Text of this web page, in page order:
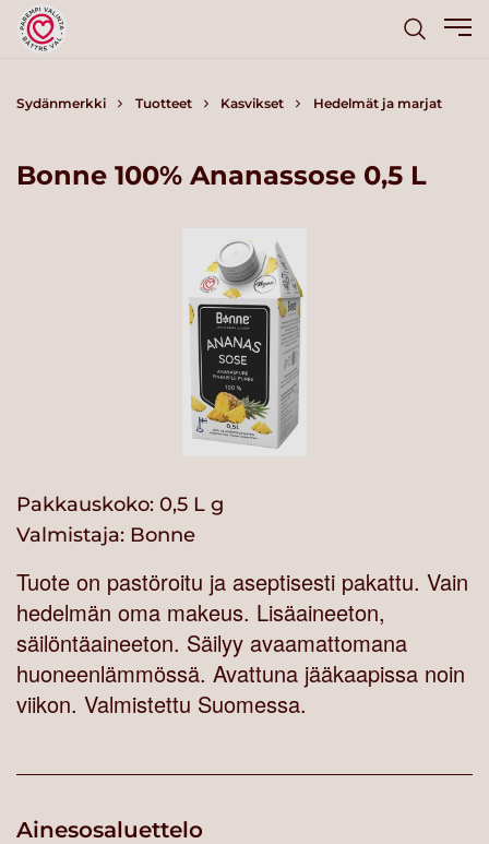
Sydänmerkki Tuotteet Kasvikset Hedelmät ja marjat
Bonne 100% Ananassose 0,5 L
Pakkauskoko: 0,5 L g
Valmistaja: Bonne
Tuote on pastöroitu ja aseptisesti pakattu. Vain
hedelmän oma makeus. Lisäaineeton,
säilöntäaineeton. Säilyy avaamattomana
huoneenlämmössä. Avattuna jääkaapissa noin
viikon. Valmistettu Suomessa.
Ainesosaluettelo